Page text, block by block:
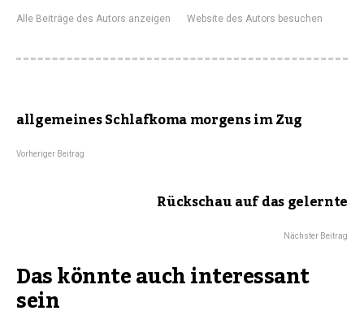
Alle Beiträge des Autors anzeigen Website des Autors besuchen
allgemeines Schlafkoma morgens im Zug
Vorheriger Beitrag
Rückschau auf das gelernte
Nächster Beitrag
Das könnte auch interessant
sein